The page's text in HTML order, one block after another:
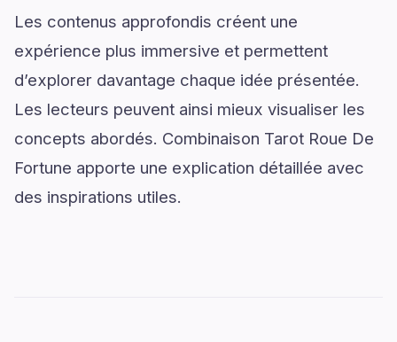
Les contenus approfondis créent une
expérience plus immersive et permettent
d’explorer davantage chaque idée présentée.
Les lecteurs peuvent ainsi mieux visualiser les
concepts abordés. Combinaison Tarot Roue De
Fortune apporte une explication détaillée avec
des inspirations utiles.